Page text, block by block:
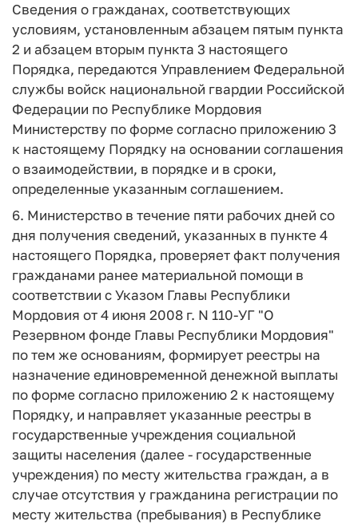
Сведения о гражданах, соответствующих
условиям, установленным абзацем пятым пункта
2 и абзацем вторым пункта 3 настоящего
Порядка, передаются Управлением Федеральной
службы войск национальной гвардии Российской
Федерации по Республике Мордовия
Министерству по форме согласно приложению 3
к настоящему Порядку на основании соглашения
о взаимодействии, в порядке и в сроки,
определенные указанным соглашением.
6. Министерство в течение пяти рабочих дней со
дня получения сведений, указанных в пункте 4
настоящего Порядка, проверяет факт получения
гражданами ранее материальной помощи в
соответствии с Указом Главы Республики
Мордовия от 4 июня 2008 г. N 110-УГ "О
Резервном фонде Главы Республики Мордовия"
по тем же основаниям, формирует реестры на
назначение единовременной денежной выплаты
по форме согласно приложению 2 к настоящему
Порядку, и направляет указанные реестры в
государственные учреждения социальной
защиты населения (далее - государственные
учреждения) по месту жительства граждан, а в
случае отсутствия у гражданина регистрации по
месту жительства (пребывания) в Республике